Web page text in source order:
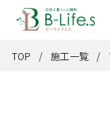
TOP 施工一覧